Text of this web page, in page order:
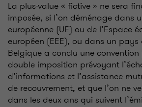
La plus-value « fictive » ne sera
imposée, si l’on déménage dans
européenne (UE) ou de l’Espace
européen (EEE), ou dans un pays
Belgique a conclu une convention
double imposition prévoyant
d’informations et l’assistance
de recouvrement, et que l’on ne
dans les deux ans qui suivent